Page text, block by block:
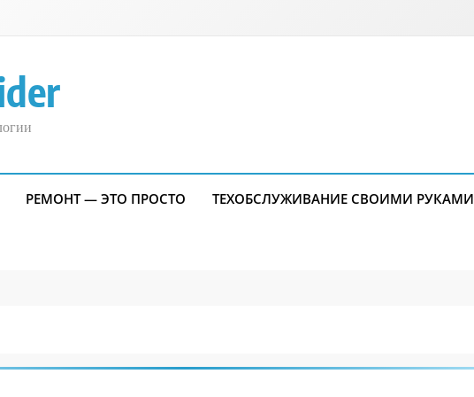
РЕМОНТ — ЭТО ПРОСТО ТЕХОБСЛУЖИВАНИЕ СВОИМИ РУКАМИ